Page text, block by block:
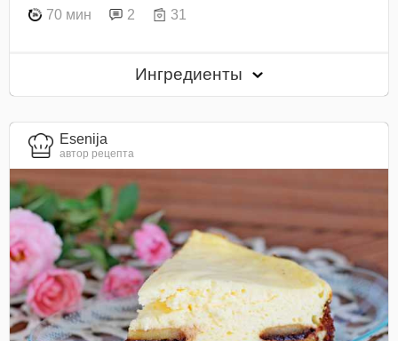
70 мин 2 31
Ингредиенты
Esenija
автор рецепта